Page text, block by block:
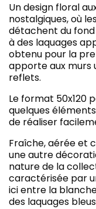
Un design floral
nostalgiques, où
détachent du
à des laquages
obtenu pour la
apporte aux murs
reflets.
Le format 50x120
quelques
de réaliser
Fraîche, aérée et
une autre
nature de la
caractérisée par
ici entre la
des laquages